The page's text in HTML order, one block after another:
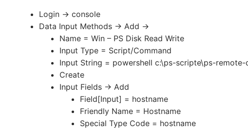
Login -> console
Data Input Methods -> Add ->
Name = Win – PS Disk Read Write
Input Type = Script/Command
Input String = powershell c:\ps-scripte\ps-
Create
Input Fields -> Add
Field[Input] = hostname
Friendly Name = Hostname
Special Type Code = hostname